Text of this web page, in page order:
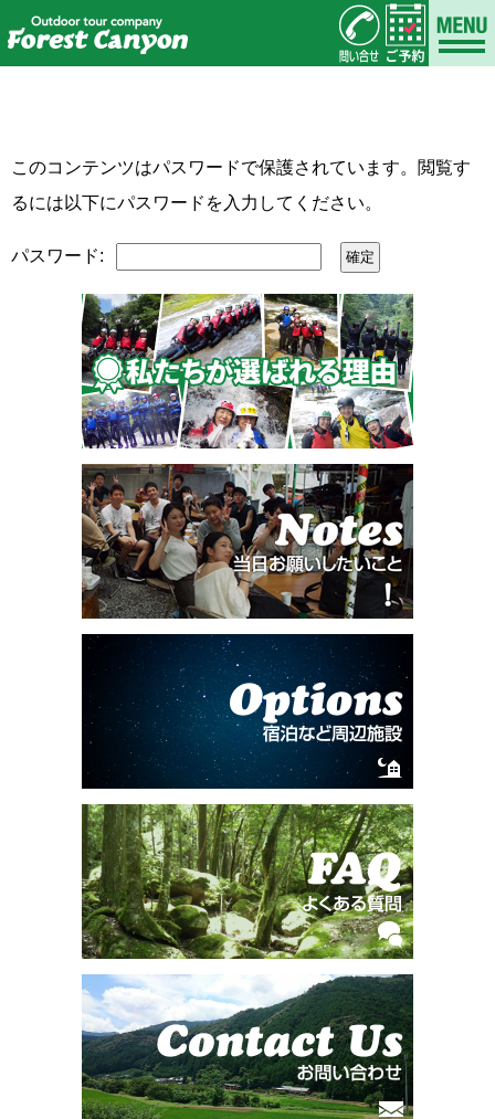
このコンテンツはパスワードで保護されています。閲覧す
るには以下にパスワードを入力してください。
パスワード: